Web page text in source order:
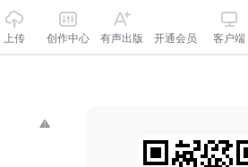
上传 创作中心 有声出版 开通会员 客户端